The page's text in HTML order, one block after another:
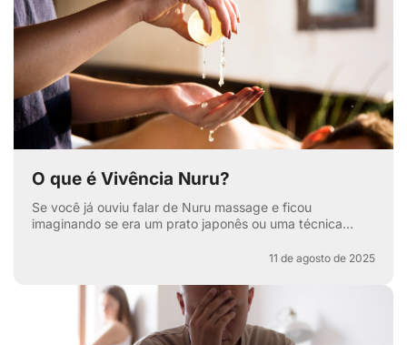
O que é Vivência Nuru?
Se você já ouviu falar de Nuru massage e ficou
imaginando se era um prato japonês ou uma técnica
11 de agosto de 2025